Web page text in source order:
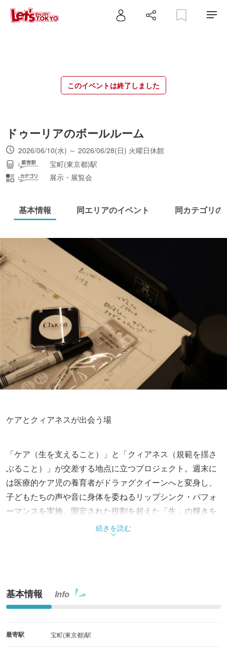
このイベントは終了しました
ドゥーリアのボールルーム
2026/06/10(水) ～ 2026/06/28(日) 火曜日休館
宝町(東京都)駅
展示・展覧会
基本情報 同エリアのイベント 同カテゴリの
ケアとクィアネスが出会う場
「ケア（生を支えること）」と「クィアネス（規範を揺さ
ぶること）」が交差する地点に立つプロジェクト。週末に
は医療的ケア児の養育者がドラァグクイーンへと変身し、
子どもたちの声や音に身体を委ねるリップシンク・パフォ
ーマンスを実施。固定された役割を超えた「生」の輝きを
描く。それ以外の時間はインスタレーション空間へと変容
し、誰もが「そこにいてよい」と感じられる公園のような
続きを読む
基本情報 Info
最寄駅 宝町(東京都)駅